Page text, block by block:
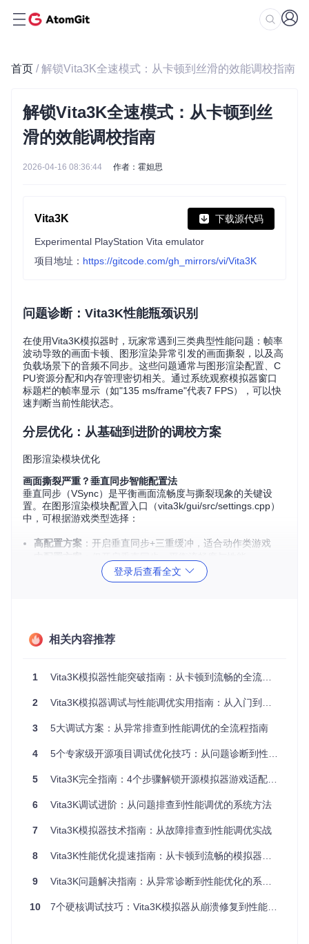
首页 / 解锁Vita3K全速模式：从卡顿到丝滑的效能调校指南
解锁Vita3K全速模式：从卡顿到丝
滑的效能调校指南
2026-04-16 08:36:44 作者：霍妲思
Vita3K 下载源代码
Experimental PlayStation Vita emulator
项目地址： https://gitcode.com/gh_mirrors/vi/Vita3K
问题诊断：Vita3K性能瓶颈识别
在使用Vita3K模拟器时，玩家常遇到三类典型性能问题：帧率
波动导致的画面卡顿、图形渲染异常引发的画面撕裂，以及高
负载场景下的音频不同步。这些问题通常与图形渲染配置、C
PU资源分配和内存管理密切相关。通过系统观察模拟器窗口
标题栏的帧率显示（如"135 ms/frame"代表7 FPS），可以快
速判断当前性能状态。
分层优化：从基础到进阶的调校方案
图形渲染模块优化
画面撕裂严重？垂直同步智能配置法
垂直同步（VSync）是平衡画面流畅度与撕裂现象的关键设
置。在图形渲染模块配置入口（vita3k/gui/src/settings.cpp）
中，可根据游戏类型选择：
高配置方案 ：开启垂直同步+三重缓冲，适合动作类游戏
：关闭垂直同步，优先保证帧率
高配置方案：1.0x原生分辨率，适合高端显卡
低配置方案：0.5x分辨率，优先保障流畅运行
在模拟器设置界面的"系统"选项卡中，启用"CPU多线程优
功耗模式"以减少发热。
音频卡顿？NGS引擎动态开关
音频引擎配置入口位于vita3k/audio/include/audio/state.h，根
据游戏类型选择：
高配置方案：启用NGS音频引擎，提供无损音质
低配置方案
：关闭NGS引擎，使用基础音频输出
硬件适配建议
登录后查看全文
相关内容推荐
1 Vita3K模拟器性能突破指南：从卡顿到流畅的全流程优化方案
2 Vita3K模拟器调试与性能调优实用指南：从入门到精通完全掌握
3 5大调试方案：从异常排查到性能调优的全流程指南
4 5个专家级开源项目调试优化技巧：从问题诊断到性能调优的完整技术指南
5 Vita3K完全指南：4个步骤解锁开源模拟器游戏适配能力
6 Vita3K调试进阶：从问题排查到性能调优的系统方法
7 Vita3K模拟器技术指南：从故障排查到性能调优实战
8 Vita3K性能优化提速指南：从卡顿到流畅的模拟器优化全攻略
9 Vita3K问题解决指南：从异常诊断到性能优化的系统方法
10 7个硬核调试技巧：Vita3K模拟器从崩溃修复到性能飞跃的实战方案